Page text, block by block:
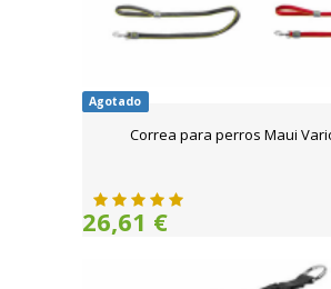
Agotado
Correa para perros Maui
26,61 €